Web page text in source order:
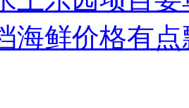
海鲜价格有